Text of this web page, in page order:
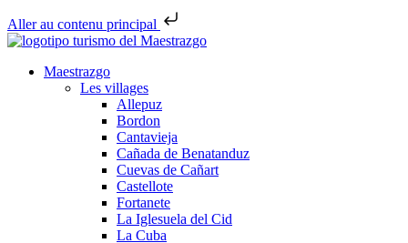
Aller au contenu principal
Maestrazgo
Les villages
Allepuz
Bordon
Cantavieja
Cañada de Benatanduz
Cuevas de Cañart
Castellote
Fortanete
La Iglesuela del Cid
La Cuba